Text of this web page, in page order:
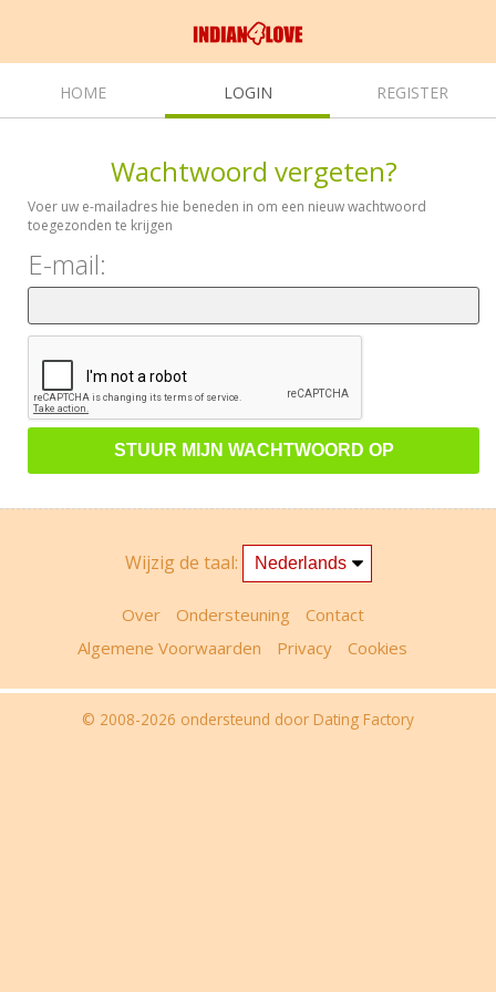
HOME LOGIN REGISTER
Wachtwoord vergeten?
Voer uw e-mailadres hie beneden in om een nieuw wachtwoord
toegezonden te krijgen
E-mail:
Wijzig de taal:
Over Ondersteuning
Contact
Algemene Voorwaarden
Privacy Cookies
© 2008-2026 ondersteund door Dating Factory